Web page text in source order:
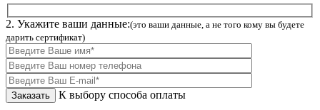
2. Укажите ваши данные:(это ваши данные, а не того кому вы будете
дарить сертификат)
К выбору способа оплаты